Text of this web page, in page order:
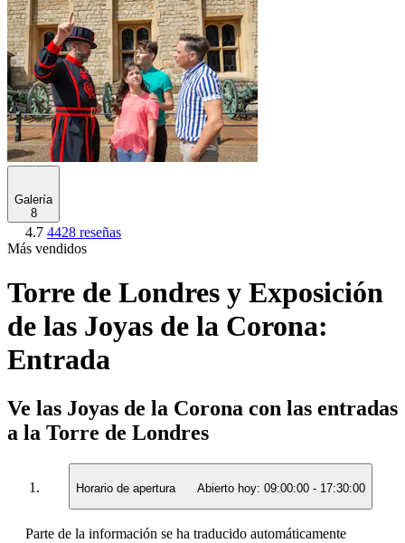
Galería
8
4.7 4428 reseñas
Más vendidos
Torre de Londres y Exposición
de las Joyas de la Corona:
Entrada
Ve las Joyas de la Corona con las entradas
a la Torre de Londres
Horario de apertura Abierto hoy: 09:00:00 - 17:30:00
Parte de la información se ha traducido automáticamente